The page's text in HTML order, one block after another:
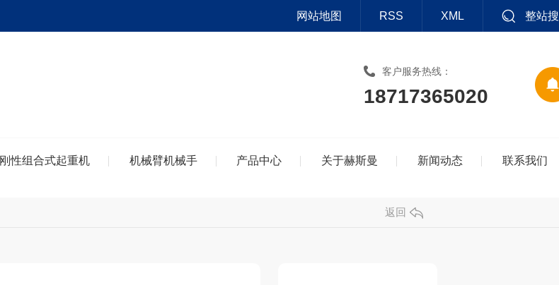
网站地图 RSS XML 整站
客户服务热线：
18717365020
刚性组合式起重机 机械臂机械手 产品中心 关于赫斯曼 新闻动态 联系我们
返回